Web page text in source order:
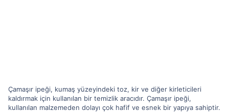
Çamaşır ipeği, kumaş yüzeyindeki toz, kir ve diğer kirleticileri
kaldırmak için kullanılan bir temizlik aracıdır. Çamaşır ipeği,
kullanılan malzemeden dolayı çok hafif ve esnek bir yapıya sahiptir.